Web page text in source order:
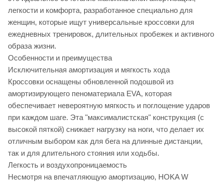
легкости и комфорта, разработанное специально для
женщин, которые ищут универсальные кроссовки для
ежедневных тренировок, длительных пробежек и активного
образа жизни.
Особенности и преимущества
Исключительная амортизация и мягкость хода
Кроссовки оснащены обновленной подошвой из
амортизирующего пеноматериала EVA, которая
обеспечивает невероятную мягкость и поглощение ударов
при каждом шаге. Эта "максималистская" конструкция (с
высокой пяткой) снижает нагрузку на ноги, что делает их
отличным выбором как для бега на длинные дистанции,
так и для длительного стояния или ходьбы.
Легкость и воздухопроницаемость
Несмотря на впечатляющую амортизацию, HOKA W